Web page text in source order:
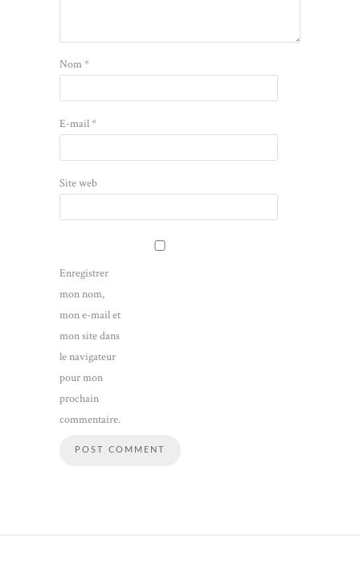
Nom*
E-mail*
Site web
Enregistrer
mon nom,
mon e-mail et
mon site dans
le navigateur
pour mon
prochain
commentaire.